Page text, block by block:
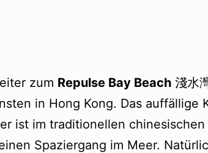
zum Repulse Bay Beach 淺水
in Hong Kong. Das auffällige
ist im traditionellen
Spaziergang im Meer.